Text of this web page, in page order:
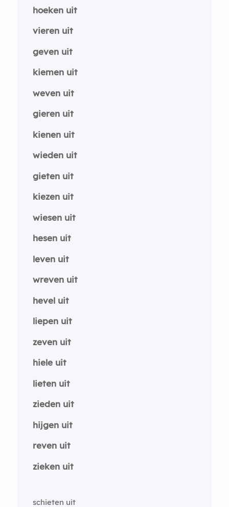
hoeken uit
vieren uit
geven uit
kiemen uit
weven uit
gieren uit
kienen uit
wieden uit
gieten uit
kiezen uit
wiesen uit
hesen uit
leven uit
wreven uit
hevel uit
liepen uit
zeven uit
hiele uit
lieten uit
zieden uit
hijgen uit
reven uit
zieken uit
schieten uit